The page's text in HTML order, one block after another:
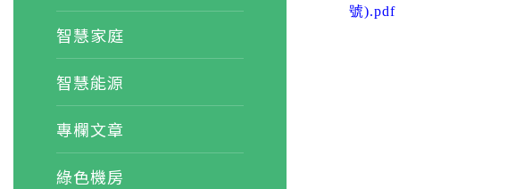
號).pdf
智慧家庭
智慧能源
專欄文章
綠色機房